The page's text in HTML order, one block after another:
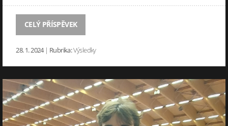
CELÝ PŘÍSPĚVEK
28. 1. 2024 | Rubrika:Výsledky